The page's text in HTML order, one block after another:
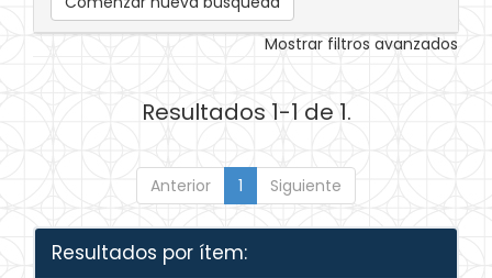
Mostrar filtros avanzados
Resultados 1-1 de 1.
Anterior 1 Siguiente
Resultados por ítem: